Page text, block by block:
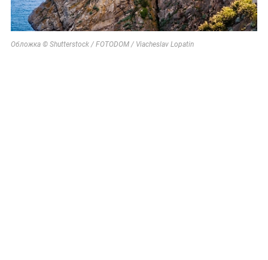
Обложка © Shutterstock / FOTODOM / Viacheslav Lopatin